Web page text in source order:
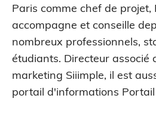
Paris comme chef de projet,
accompagne et conseille
nombreux professionnels,
étudiants. Directeur associé
marketing Siiimple, il est
portail d'informations